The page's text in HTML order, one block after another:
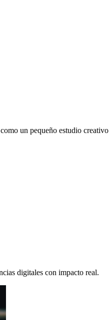
como un pequeño estudio creativo
digitales con impacto real.